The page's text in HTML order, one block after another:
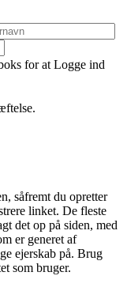
for at Logge ind
såfremt du opretter
linket. De fleste
det op på siden, med
er generet af
ejerskab på. Brug
som bruger.